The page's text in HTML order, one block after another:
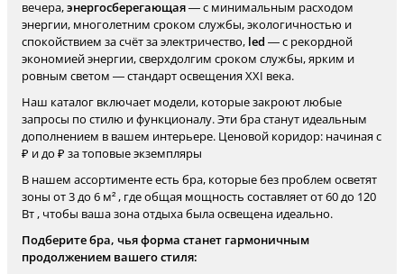
вечера,энергосберегающая— с минимальным расходом
энергии, многолетним сроком службы, экологичностью и
спокойствием за счёт за электричество, led — с рекордной
экономией энергии, сверхдолгим сроком службы, ярким и
ровным светом — стандарт освещения XXI века.
Наш каталог включает модели, которые закроют любые
запросы по стилю и функционалу. Эти бра станут идеальным
дополнением в вашем интерьере. Ценовой коридор: начиная с
₽ и до ₽ за топовые экземпляры
В нашем ассортименте есть бра, которые без проблем осветят
зоны от 3 до 6 м² , где общая мощность составляет от 60 до 120
Вт , чтобы ваша зона отдыха была освещена идеально.
Подберите бра, чья форма станет гармоничным
продолжением вашего стиля: